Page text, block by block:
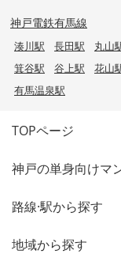
神戸電鉄有馬線
湊川駅 長田駅 丸山
箕谷駅
谷上駅 花山
有馬温泉駅
TOPページ
神戸の単身向けマ
路線·駅から探す
地域から探す